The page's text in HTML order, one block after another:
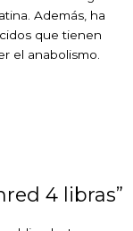
Además, ha
que tienen
el anabolismo.
4 libras”